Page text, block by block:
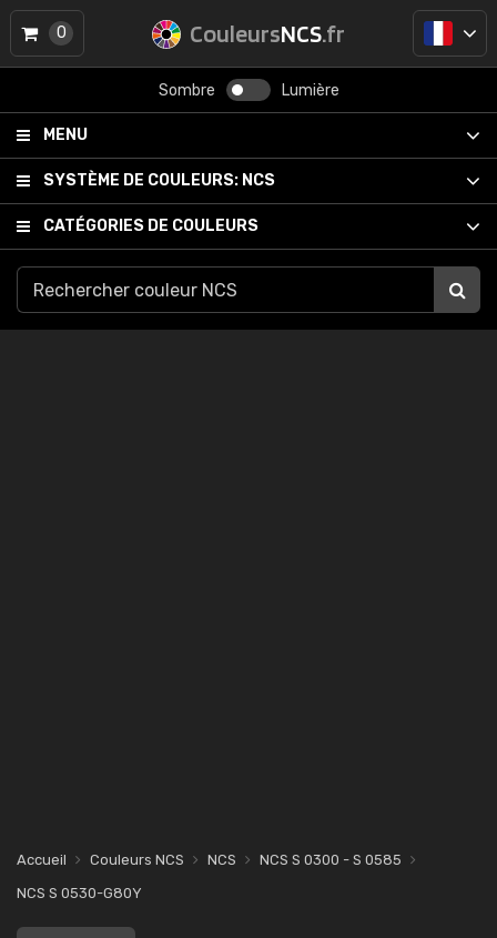
CouleursNCS.fr
Sombre Lumière
MENU
SYSTÈME DE COULEURS: NCS
CATÉGORIES DE COULEURS
0
Accueil Couleurs NCS NCS
NCS S 0300 - S 0585
NCS S 0530-G80Y